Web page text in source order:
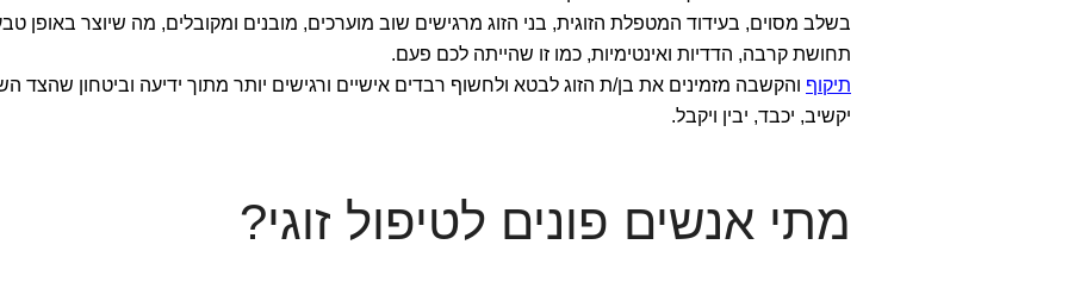
בשלב מסוים, בעידוד המטפלת הזוגית, בני הזוג מרגישים שוב מוערכים, מובנים ומקובלים, מה שיוצר באופן
תחושת קרבה, הדדיות ואינטימיות, כמו זו שהייתה לכם פעם.
תיקוף והקשבה מזמינים את בן/ת הזוג לבטא ולחשוף רבדים אישיים ורגישים יותר מתוך ידיעה וביטחון שהצד
יקשיב, יכבד, יבין ויקבל.
מתי אנשים פונים לטיפול זוגי?